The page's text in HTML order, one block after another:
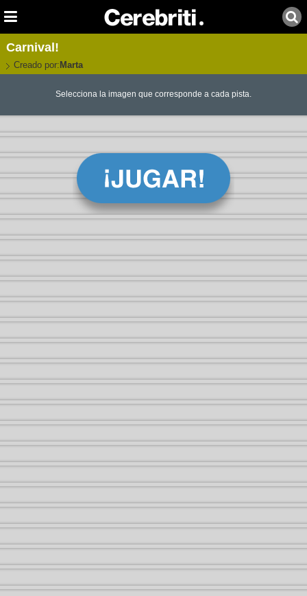
Carnival!
Creado por: Marta
Selecciona la imagen que corresponde a cada pista.